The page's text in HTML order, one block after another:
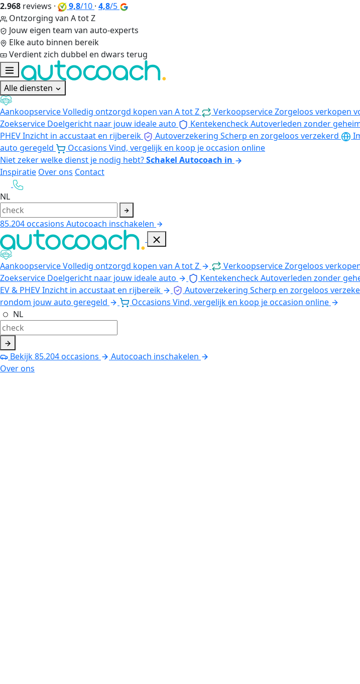
2.968 reviews · 9,8/10 · 4,8/5
Ontzorging van A tot Z
Jouw eigen team van auto-experts
Elke auto binnen bereik
Verdient zich dubbel en dwars terug
Alle diensten
AankoopserviceVolledig ontzorgd kopen van A tot Z VerkoopserviceZorgeloos verkopen
Zoekservice Doelgericht naar jouw ideale auto KentekencheckAutoverleden zonder
PHEVInzicht in accustaat en rijbereik Autoverzekering Scherp en zorgeloos verzekerd
auto geregeld
Occasions Vind, vergelijk en koop je occasion online
Niet zeker welke dienst je nodig hebt?Schakel Autocoach in
Inspiratie Over ons Contact
NL
85.204occasions Autocoach inschakelen
AankoopserviceVolledig ontzorgd kopen van A tot Z VerkoopserviceZorgeloos
Zoekservice Doelgericht naar jouw ideale auto KentekencheckAutoverleden zonder
EV & PHEVInzicht in accustaat en rijbereik Autoverzekering Scherp en zorgeloos
rondom jouw auto geregeld
Occasions Vind, vergelijk en koop je occasion online
NL
Bekijk85.204occasions
Autocoach inschakelen
Over ons